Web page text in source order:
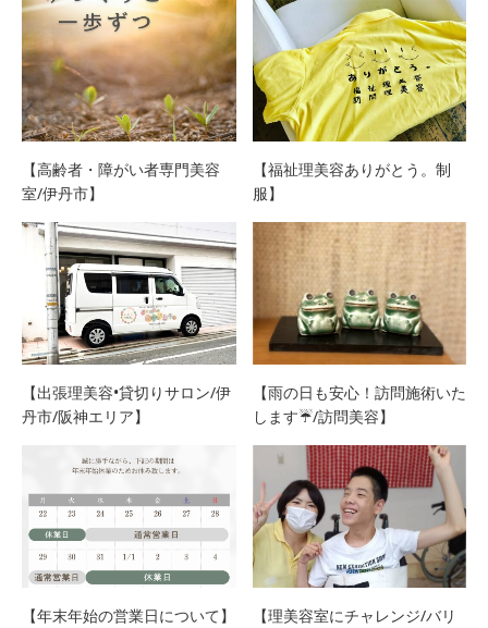
【高齢者・障がい者専門美容
室/伊丹市】
【福祉理美容ありがとう。制
服】
【出張理美容•貸切りサロン/伊
丹市/阪神エリア】
【雨の日も安心！訪問施術いた
します☔/訪問美容】
【年末年始の営業日について】
【理美容室にチャレンジ/バリ